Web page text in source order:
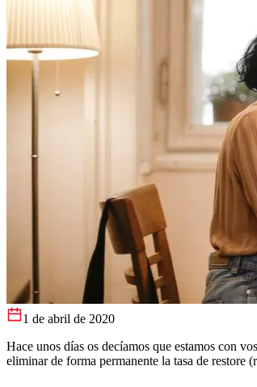
1 de abril de 2020
Hace unos días os decíamos que estamos con
eliminar de forma permanente la tasa de restore